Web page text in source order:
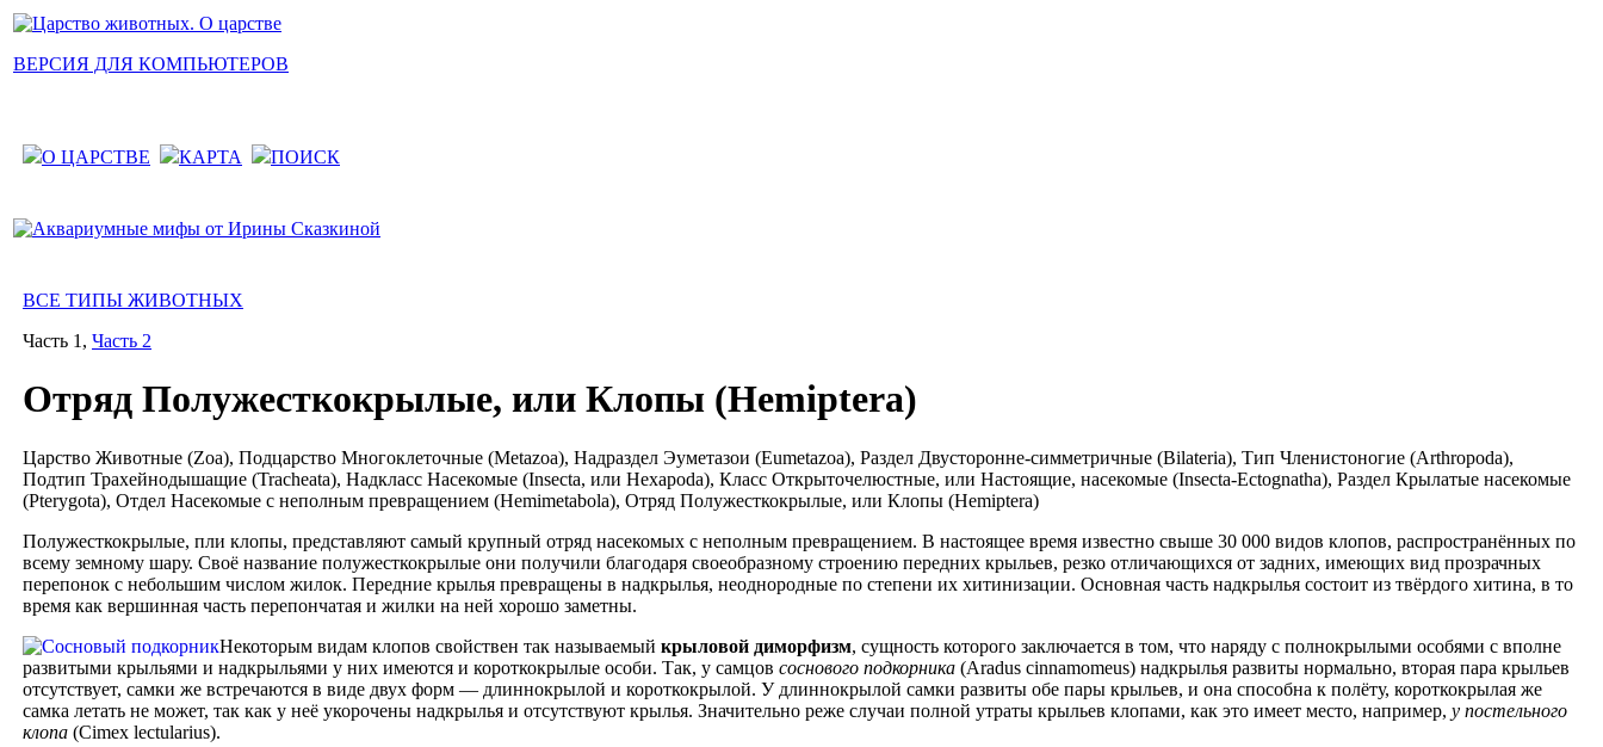
ВЕРСИЯ ДЛЯ КОМПЬЮТЕРОВ
О ЦАРСТВЕ КАРТА ПОИСК
ВСЕ ТИПЫ ЖИВОТНЫХ
Часть 1, Часть 2
Отряд Полужесткокрылые, или Клопы (Hemiptera)
Царство Животные (Zoa), Подцарство Многоклеточные (Metazoa), Надраздел Эуметазои (Eumetazoa), Раздел Двусторонне-симметричные (Bilateria), Тип Членистоногие (Arthropoda),
Подтип Трахейнодышащие (Tracheata), Надкласс Насекомые (Insecta, или Hexapoda), Класс Открыточелюстные, или Настоящие, насекомые (Insecta-Ectognatha), Раздел Крылатые насекомые
(Pterygota), Отдел Насекомые с неполным превращением (Hemimetabola), Отряд Полужесткокрылые, или Клопы (Hemiptera)
Полужесткокрылые, пли клопы, представляют самый крупный отряд насекомых с неполным превращением. В настоящее время известно свыше 30 000 видов клопов, распространённых по
всему земному шару. Своё название полужесткокрылые они получили благодаря своеобразному строению передних крыльев, резко отличающихся от задних, имеющих вид прозрачных
перепонок с небольшим числом жилок. Передние крылья превращены в надкрылья, неоднородные по степени их хитинизации. Основная часть надкрылья состоит из твёрдого хитина, в то
время как вершинная часть перепончатая и жилки на ней хорошо заметны.
Некоторым видам клопов свойствен так называемый крыловой диморфизм, сущность которого заключается в том, что наряду с полнокрылыми особями с вполне
развитыми крыльями и надкрыльями у них имеются и короткокрылые особи. Так, у самцов соснового подкорника (Aradus cinnamomeus) надкрылья развиты нормально, вторая пара крыльев
отсутствует, самки же встречаются в виде двух форм — длиннокрылой и короткокрылой. У длиннокрылой самки развиты обе пары крыльев, и она способна к полёту, короткокрылая же
самка летать не может, так как у неё укорочены надкрылья и отсутствуют крылья. Значительно реже случаи полной утраты крыльев клопами, как это имеет место, например, у постельного
клопа (Cimex lectularius).